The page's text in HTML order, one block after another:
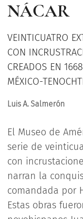
NÁCAR
VEINTICUATRO
CON
CREADOS EN
MÉXICO-
Luis A. Salmerón
El Museo de
serie de
con
narran la
comandada por
Estas obras